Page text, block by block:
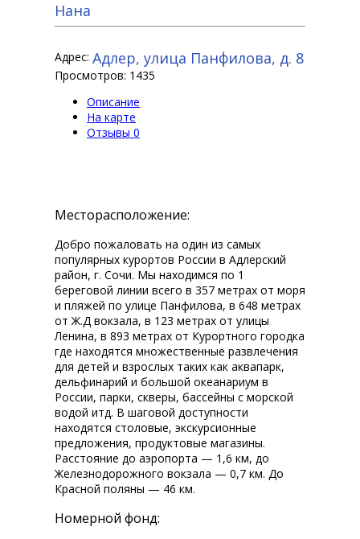
Нана
Адрес: Адлер, улица Панфилова, д. 8
Просмотров: 1435
Описание
На карте
Отзывы 0
Месторасположение:
Добро пожаловать на один из самых
популярных курортов России в Адлерский
район, г. Сочи. Мы находимся по 1
береговой линии всего в 357 метрах от моря
и пляжей по улице Панфилова, в 648 метрах
от Ж.Д вокзала, в 123 метрах от улицы
Ленина, в 893 метрах от Курортного городка
где находятся множественные развлечения
для детей и взрослых таких как аквапарк,
дельфинарий и большой океанариум в
России, парки, скверы, бассейны с морской
водой итд. В шаговой доступности
находятся столовые, экскурсионные
предложения, продуктовые магазины.
Расстояние до аэропорта — 1,6 км, до
Железнодорожного вокзала — 0,7 км. До
Красной поляны — 46 км.
Номерной фонд: